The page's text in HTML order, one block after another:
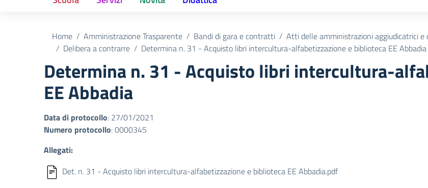
Home Amministrazione Trasparente Bandi di gara e contratti
Atti delle amministrazioni aggiudicatrici
Delibera a contrarre
Determina n. 31 - Acquisto libri intercultura-alfabetizzazione e biblioteca EE Abbadia
Determina n. 31 - Acquisto libri intercultura-
EE Abbadia
Data di protocollo: 27/01/2021
Numero protocollo: 0000345
Allegati:
Det. n. 31 - Acquisto libri intercultura-alfabetizzazione e biblioteca EE Abbadia.pdf